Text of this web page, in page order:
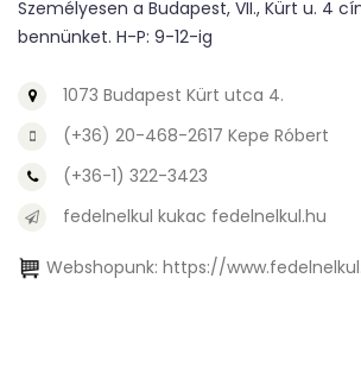
Személyesen a Budapest, VII., Kürt u. 4
bennünket. H-P: 9-12-ig
1073 Budapest Kürt utca 4.
(+36) 20-468-2617 Kepe Róbert
(+36-1) 322-3423
fedelnelkul kukac fedelnelkul.hu
Webshopunk: https://